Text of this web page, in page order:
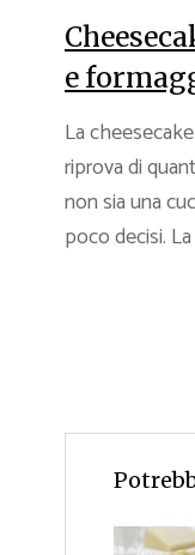
e
La
riprova di
non sia una
poco decisi.